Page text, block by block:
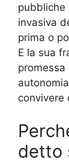
pubbliche
invasiva
prima o
E la sua
convivere
detto